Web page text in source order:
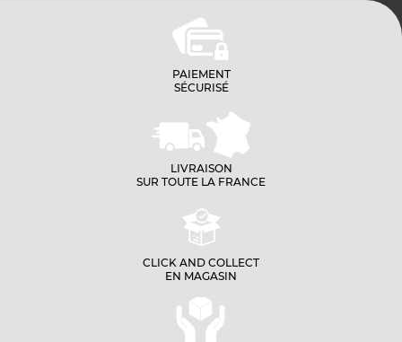
PAIEMENT
SÉCURISÉ
LIVRAISON
SUR TOUTE LA FRANCE
CLICK AND COLLECT
EN MAGASIN